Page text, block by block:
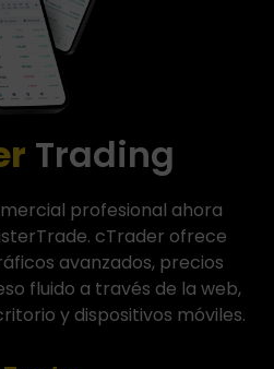
Trading
profesional ahora
cTrader ofrece
avanzados, precios
fluido a través de la web,
y dispositivos móviles.